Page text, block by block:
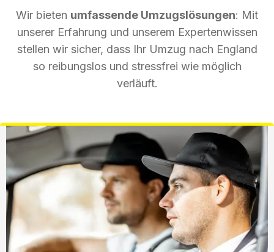
Wir bieten umfassende Umzugslösungen: Mit
unserer Erfahrung und unserem Expertenwissen
stellen wir sicher, dass Ihr Umzug nach England
so reibungslos und stressfrei wie möglich
verläuft.